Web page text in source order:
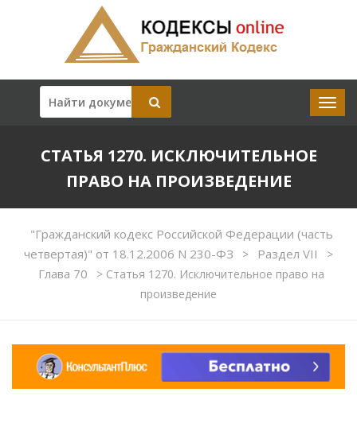
СТАТЬЯ 1270. ИСКЛЮЧИТЕЛЬНОЕ
ПРАВО НА ПРОИЗВЕДЕНИЕ
"Гражданский кодекс Российской Федерации (часть
четвертая)" от 18.12.2006 N 230-ФЗ
> Раздел VII >
Глава 70 > Статья 1270. Исключительное право на
произведение